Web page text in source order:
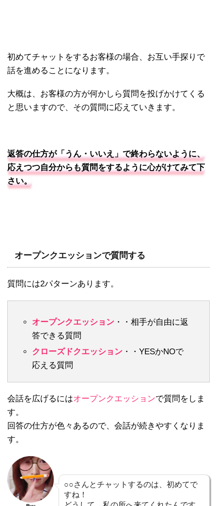
初めてチャットをするお客様の場合、お互い手探りで
話を進めることになります。
大概は、お客様の方が何かしら質問を投げかけてくる
と思いますので、その質問に応えていきます。
返答の仕方が「うん・いいえ」で終わらないように、
応えつつ自分からも質問をするように心がけてみて下
さい。
オープンクエッションで質問する
質問には2パターンあります。
オープンクエッション ・・相手が自由に返
答できる質問
クローズドクエッション ・・YESかNOで
応える質問
会話を広げるにはオープンクエッションで質問をしま
す。
回答の仕方が色々あるので、会話が続きやすくなりま
す。
○○さんとチャットするのは、初めてで
すね！